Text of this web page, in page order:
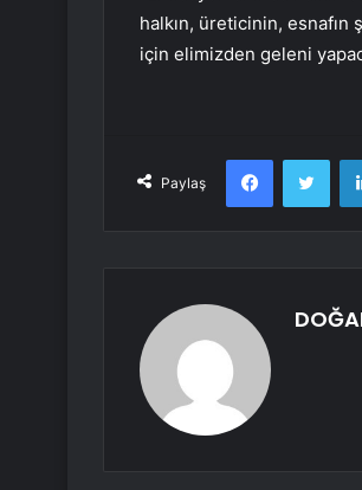
halkın, üreticinin,
için elimizden geleni
Paylaş
Facebook